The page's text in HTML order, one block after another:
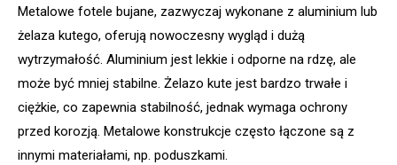
Metalowe fotele bujane, zazwyczaj wykonane z aluminium lub
żelaza kutego, oferują nowoczesny wygląd i dużą
wytrzymałość. Aluminium jest lekkie i odporne na rdzę, ale
może być mniej stabilne. Żelazo kute jest bardzo trwałe i
ciężkie, co zapewnia stabilność, jednak wymaga ochrony
przed korozją. Metalowe konstrukcje często łączone są z
innymi materiałami, np. poduszkami.